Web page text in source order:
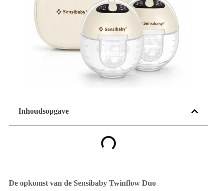
Inhoudsopgave
De opkomst van de Sensibaby Twinflow Duo